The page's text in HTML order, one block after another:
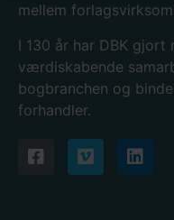
mellem
I 130 år har DBK gjort
værdiskabende
bogbranchen og
forhandler.